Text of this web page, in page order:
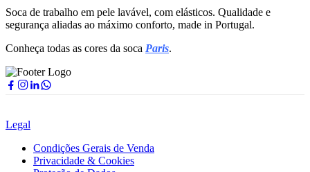
Soca de trabalho em pele lavável, com elásticos. Qualidade e
segurança aliadas ao máximo conforto, made in Portugal.
Conheça todas as cores da soca Paris.
Legal
Condições Gerais de Venda
Privacidade & Cookies